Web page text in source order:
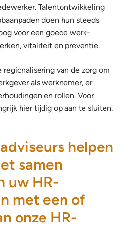
Talentontwikkeling
doen hun steeds
voor een goede werk-
vitaliteit en preventie.
regionalisering van de zorg om
als werknemer, er
en rollen. Voor
hier tijdig op aan te sluiten.
helpen
samen
uw HR-
met een of
onze HR-